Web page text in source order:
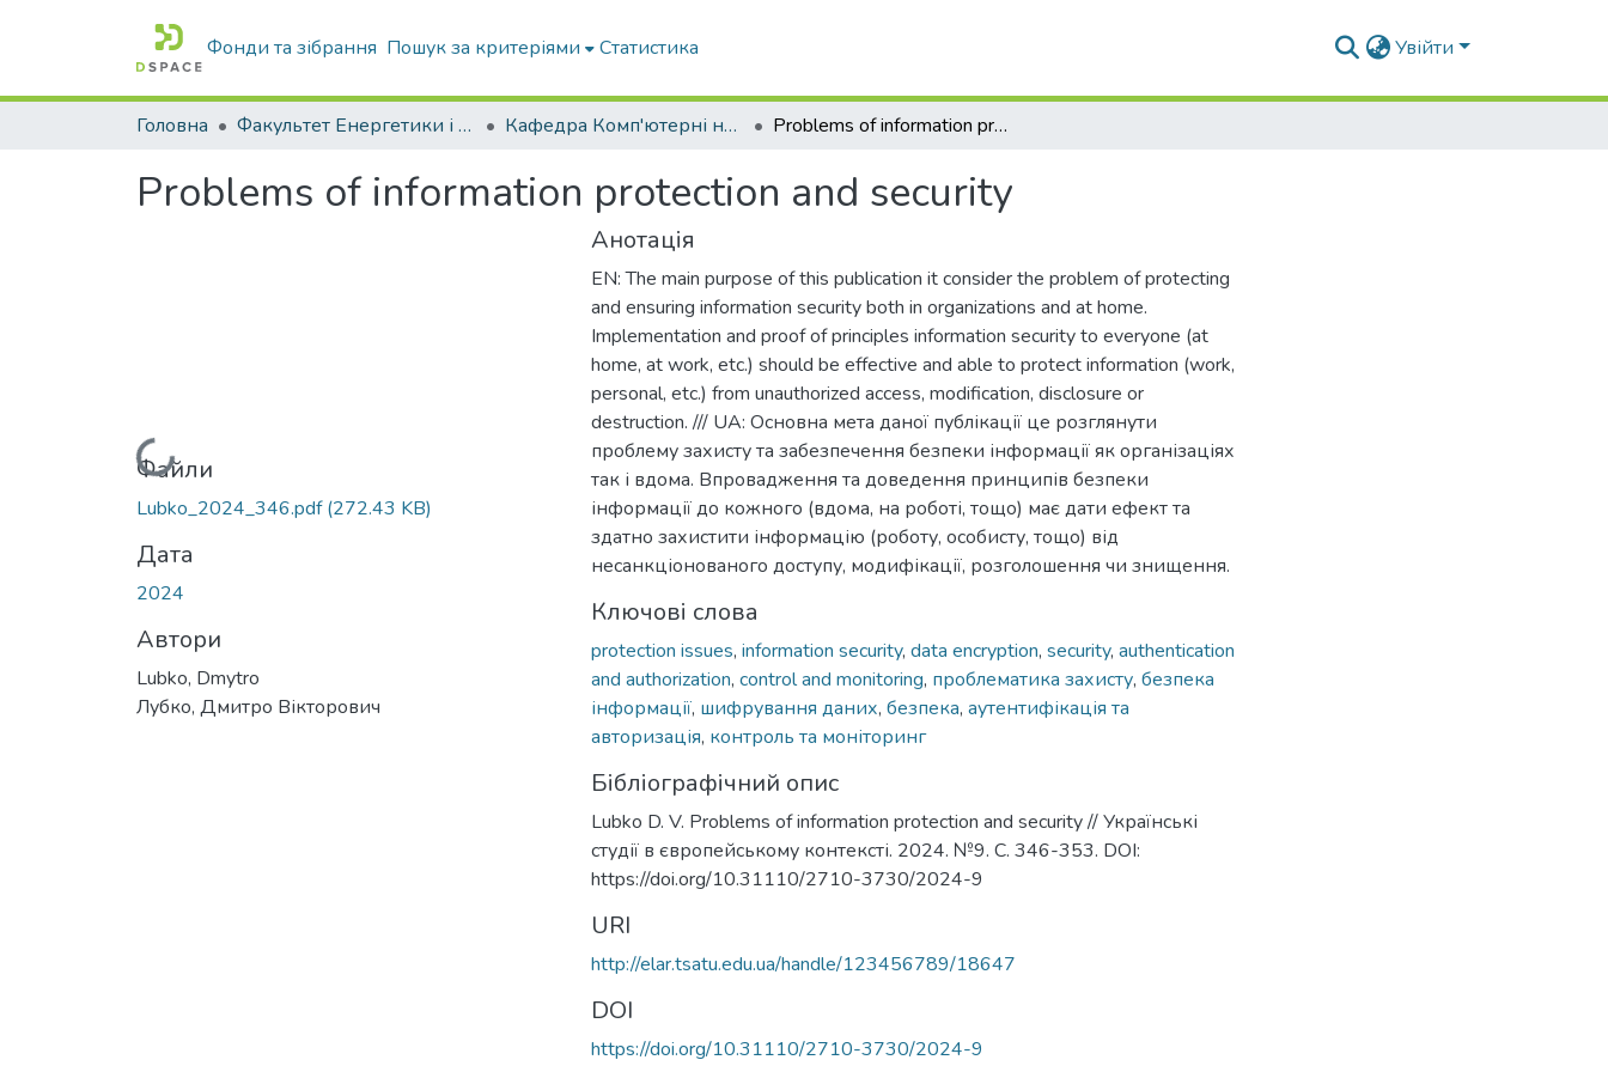
Фонди та зібрання Пошук за критеріями Статистика Увійти
Головна Факультет Енергетики і комп'ютерних технологій Кафедра Комп'ютерні науки Problems of information protection and security
Problems of information protection and security
Вантажиться...
Файли
Lubko_2024_346.pdf(272.43 KB)
Дата
2024
Автори
Lubko, Dmytro
Лубко, Дмитро Вікторович
Анотація
EN: The main purpose of this publication it consider the problem of protecting
and ensuring information security both in organizations and at home.
Implementation and proof of principles information security to everyone (at
home, at work, etc.) should be effective and able to protect information (work,
personal, etc.) from unauthorized access, modification, disclosure or
destruction. /// UA: Основна мета даної публікації це розглянути
проблему захисту та забезпечення безпеки інформації як організаціях
так і вдома. Впровадження та доведення принципів безпеки
інформації до кожного (вдома, на роботі, тощо) має дати ефект та
здатно захистити інформацію (роботу, особисту, тощо) від
несанкціонованого доступу, модифікації, розголошення чи знищення.
Ключові слова
protection issues, information security, data encryption, security, authentication
and authorization, control and monitoring, проблематика захисту, безпека
інформації, шифрування даних, безпека, аутентифікація та
авторизація, контроль та моніторинг
Бібліографічний опис
Lubko D. V. Problems of information protection and security // Українські
студії в європейському контексті. 2024. №9. С. 346-353. DOI:
https://doi.org/10.31110/2710-3730/2024-9
URI
http://elar.tsatu.edu.ua/handle/123456789/18647
DOI
https://doi.org/10.31110/2710-3730/2024-9